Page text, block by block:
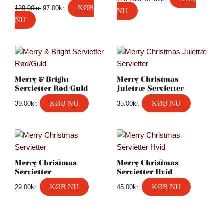
129.00kr. 97.00kr.
KØB
NU
NU
Merry & Bright
Servietter Rød/Guld
39.00kr. KØB NU
Merry Christmas
Juletræ Servietter
35.00kr. KØB NU
Merry Christmas
Servietter
29.00kr. KØB NU
Merry Christmas
Servietter Hvid
45.00kr. KØB NU